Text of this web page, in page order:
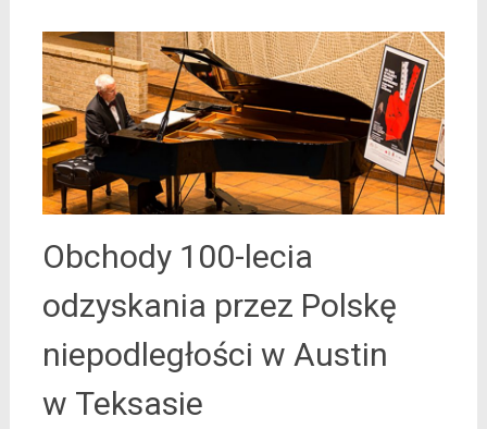
Obchody 100-lecia
odzyskania przez Polskę
niepodległości w Austin
w Teksasie